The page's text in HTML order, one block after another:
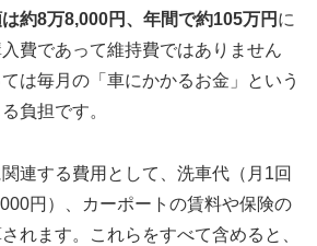
約8万8,000円、年間で約105万円 に
費であって維持費ではありません
は毎月の「車にかかるお金」という
負担です。
連する費用として、洗車代（月1回
円）、カーポートの賃料や保険の
れます。これらをすべて含めると、